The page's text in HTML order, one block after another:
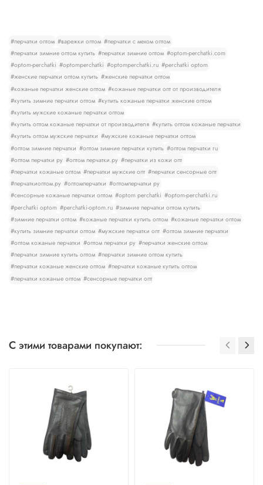
#перчатки оптом #варежки оптом #перчатки с мехом оптом
#перчатки зимние оптом купить #перчатки зимние оптом #optom-perchatki.com
#optom-perchatki #optomperchatki #optomperchatki.ru #perchatki optom
#женские перчатки оптом купить #женские перчатки оптом
#кожаные перчатки женские оптом #кожаные перчатки опт от производителя
#купить зимние перчатки оптом #купить кожаные перчатки женские оптом
#купить мужские кожаные перчатки оптом
#купить оптом кожаные перчатки от производителя #купить оптом кожаные перчатки
#купить оптом мужские перчатки #мужские кожаные перчатки оптом
#оптом зимние перчатки #оптом зимние перчатки купить #оптом перчатки ru
#оптом перчатки ру #оптом перчатки.ру #перчатки из кожи опт
#перчатки кожаные оптом #перчатки мужские опт #перчатки сенсорные опт
#перчаткиоптом.ру #оптомперчатки #оптомперчатки ру
#сенсорные кожаные перчатки оптом #optom perchatki #optom-perchatki.ru
#perchatki optom #perchatki-optom.ru #зимние перчатки оптом купить
#зимние перчатки оптом #кожаные перчатки купить оптом #кожаные перчатки оптом
#купить зимние перчатки оптом #мужские перчатки опт #оптом зимние перчатки
#оптом кожаные перчатки #оптом перчатки ру #перчатки женские оптом
#перчатки зимние купить оптом #перчатки зимние оптом купить
#перчатки кожаные женские оптом #перчатки кожаные купить оптом
#перчатки кожаные оптом #сенсорные перчатки опт
С этими товарами покупают: